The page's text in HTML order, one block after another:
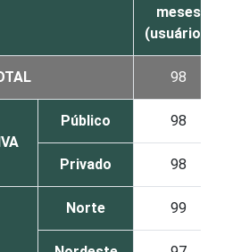
meses
(usuário)²
98
Público 98
Privado 98
Norte 99